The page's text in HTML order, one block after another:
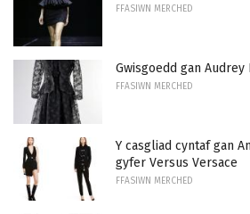
FFASIWN MERCHED
Gwisgoedd gan Audrey
FFASIWN MERCHED
Y casgliad cyntaf gan
gyfer Versus Versace
FFASIWN MERCHED